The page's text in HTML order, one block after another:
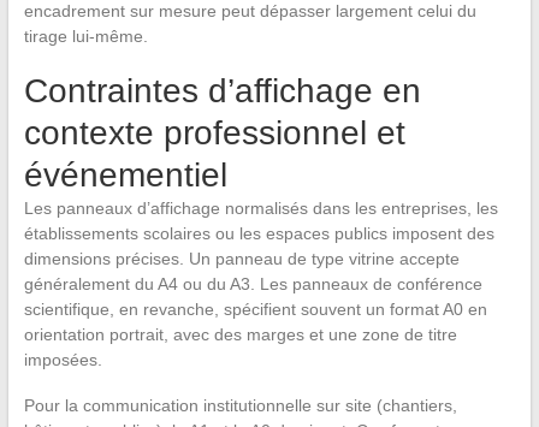
encadrement sur mesure peut dépasser largement celui du
tirage lui-même.
Contraintes d’affichage en
contexte professionnel et
événementiel
Les panneaux d’affichage normalisés dans les entreprises, les
établissements scolaires ou les espaces publics imposent des
dimensions précises. Un panneau de type vitrine accepte
généralement du A4 ou du A3. Les panneaux de conférence
scientifique, en revanche, spécifient souvent un format A0 en
orientation portrait, avec des marges et une zone de titre
imposées.
Pour la communication institutionnelle sur site (chantiers,